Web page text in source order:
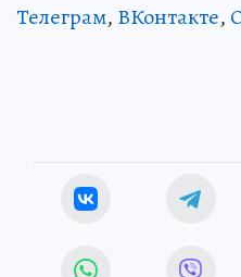
Телеграм, ВКонтакте,